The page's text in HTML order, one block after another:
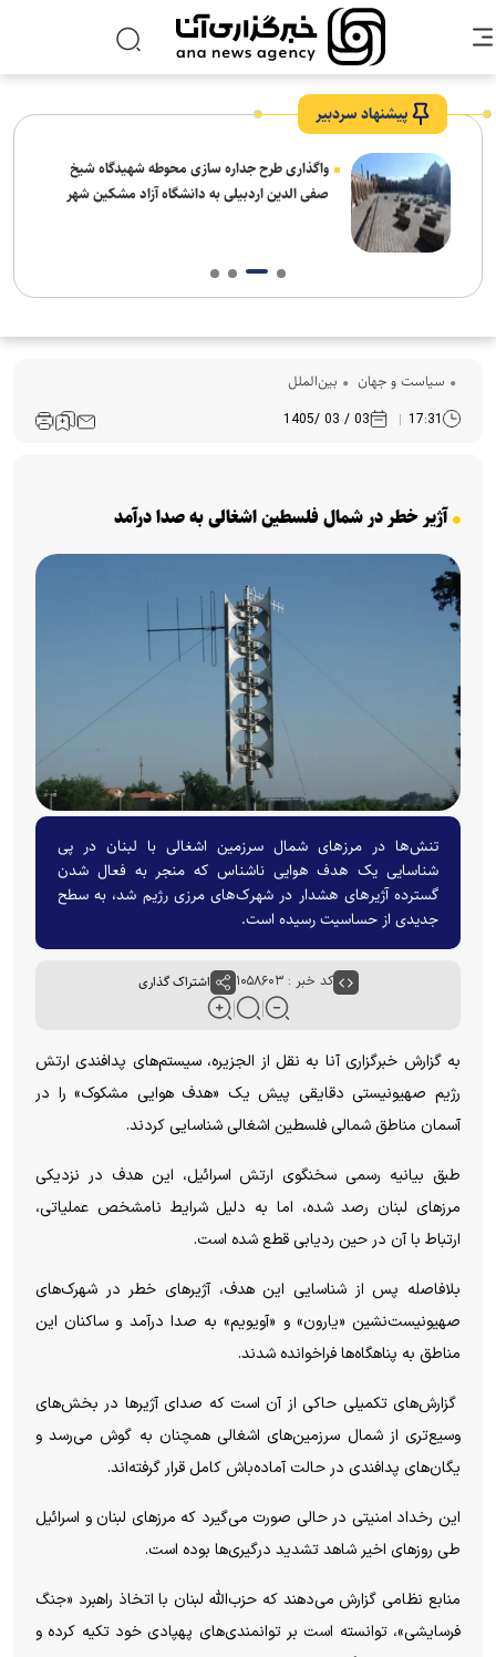
پیشنهاد سردبیر
واگذاری طرح جداره سازی محوطه شهیدگاه شیخ
صفی الدین اردبیلی به دانشگاه آزاد مشکین شهر
سیاست و جهان بین‌الملل
17:31
03 / 03 /1405
آژیر خطر در شمال فلسطین اشغالی به صدا درآمد
تنش‌ها در مرزهای شمال سرزمین‌ اشغالی با لبنان در پی
شناسایی یک هدف هوایی ناشناس که منجر به فعال شدن
گسترده آژیرهای هشدار در شهرک‌های مرزی رژیم شد، به سطح
جدیدی از حساسیت رسیده است.
کد خبر : ۱۰۵۸۶۰۳ اشتراک گذاری
به گزارش خبرگزاری آنا به نقل از الجزیره، سیستم‌های پدافندی ارتش
رژیم صهیونیستی دقایقی پیش یک «هدف هوایی مشکوک» را در
آسمان مناطق شمالی فلسطین اشغالی شناسایی کردند.
طبق بیانیه رسمی سخنگوی ارتش اسرائیل، این هدف در نزدیکی
مرز‌های لبنان رصد شده، اما به دلیل شرایط نامشخص عملیاتی،
ارتباط با آن در حین ردیابی قطع شده است.
بلافاصله پس از شناسایی این هدف، آژیر‌های خطر در شهرک‌های
صهیونیست‌نشین «یارون» و «آویویم» به صدا درآمد و ساکنان این
مناطق به پناهگاه‌ها فراخوانده شدند.
گزارش‌های تکمیلی حاکی از آن است که صدای آژیر‌ها در بخش‌های
وسیع‌تری از شمال سرزمین‌های اشغالی همچنان به گوش می‌رسد و
یگان‌های پدافندی در حالت آماده‌باش کامل قرار گرفته‌اند.
این رخداد امنیتی در حالی صورت می‌گیرد که مرز‌های لبنان و اسرائیل
طی روز‌های اخیر شاهد تشدید درگیری‌ها بوده است.
منابع نظامی گزارش می‌دهند که حزب‌الله لبنان با اتخاذ راهبرد «جنگ
فرسایشی»، توانسته است بر توانمندی‌های پهپادی خود تکیه کرده و